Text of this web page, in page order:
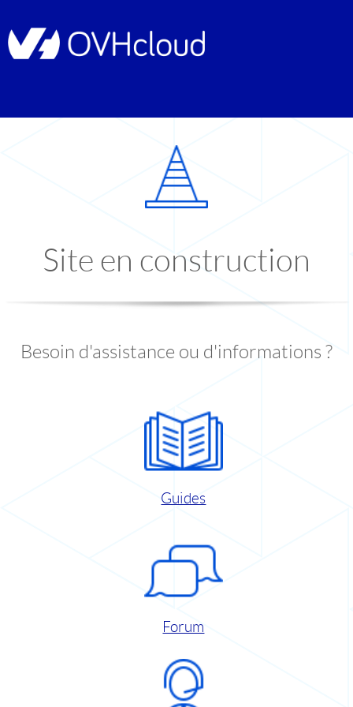
Site en construction
Besoin d'assistance ou d'informations ?
Guides
Forum